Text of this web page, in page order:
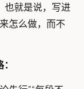
也就是说，写进
怎么做，而不